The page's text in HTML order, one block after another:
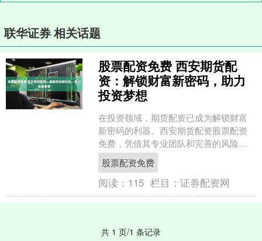
联华证券 相关话题
股票配资免费 西安期货配
资：解锁财富新密码，助力
投资梦想
在投资领域，期货配资已成为解锁财富
新密码的利器。西安期货配资股票配资
免费，凭借其专业团队和完善的风险控
制体系，为投资者提供安全、高效的配
资服务股票配资免费，助力....
股票配资免费
阅读： 115 栏目：证券配资网
共 1 页/1 条记录